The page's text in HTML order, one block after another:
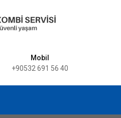
Mobil
+90532 691 56 40